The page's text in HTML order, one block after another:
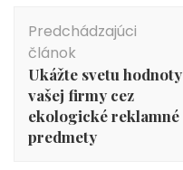
Navigácia
článku
Predchádzajúci
článok
Ukážte svetu hodnoty
vašej firmy cez
ekologické reklamné
predmety